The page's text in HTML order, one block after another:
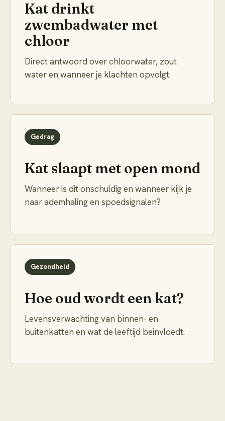
Kat drinkt
zwembadwater met
chloor
Direct antwoord over chloorwater, zout
water en wanneer je klachten opvolgt.
Gedrag
Kat slaapt met open mond
Wanneer is dit onschuldig en wanneer kijk je
naar ademhaling en spoedsignalen?
Gezondheid
Hoe oud wordt een kat?
Levensverwachting van binnen- en
buitenkatten en wat de leeftijd beinvloedt.